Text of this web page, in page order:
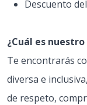
Descuento
¿Cuál es
Te encontrarás
diversa e
de respeto,